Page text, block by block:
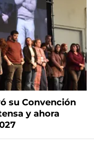
su Convención
y ahora